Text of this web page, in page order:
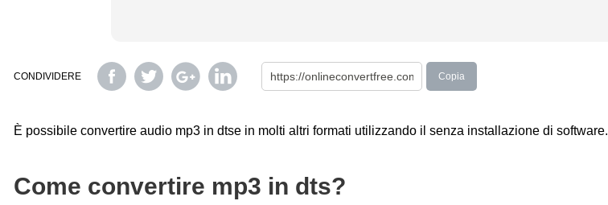
CONDIVIDERE Copia
È possibile convertire audio mp3 in dtse in molti altri formati utilizzando il senza installazione di software.
Come convertire mp3 in dts?